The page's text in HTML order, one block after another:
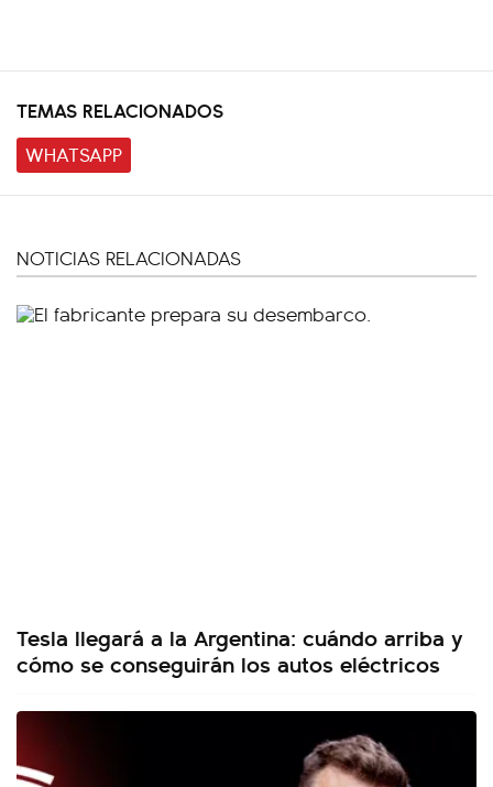
TEMAS RELACIONADOS
WHATSAPP
NOTICIAS RELACIONADAS
Tesla llegará a la Argentina: cuándo arriba y
cómo se conseguirán los autos eléctricos